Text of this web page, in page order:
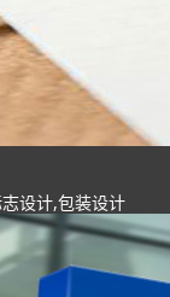
设计,包装设计